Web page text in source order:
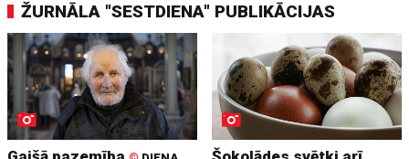
ŽURNĀLA "SESTDIENA" PUBLIKĀCIJAS